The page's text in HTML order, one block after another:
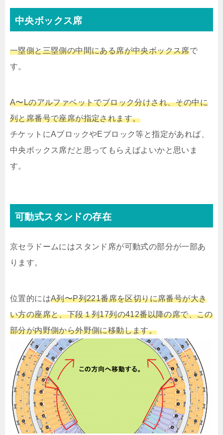
中央ボックス席
一塁側と三塁側の中間にある席が中央ボックス席で
す。
A〜Lのアルファベットでブロック分けされ、その中に
列と席番号で座席が指定されます。
チケットにAブロックやEブロック等と指定があれば、
中央ボックス席だと思ってもらえばよいかと思いま
す。
可動式スタンドの存在
京セラドームにはスタンド席が可動式の部分が一部あ
ります。
位置的にはA列〜P列221番席を区切りに席番号が大き
い方の座席と、下段１列17列の412番以降の席で、この
部分が内野側から外野側に移動します。